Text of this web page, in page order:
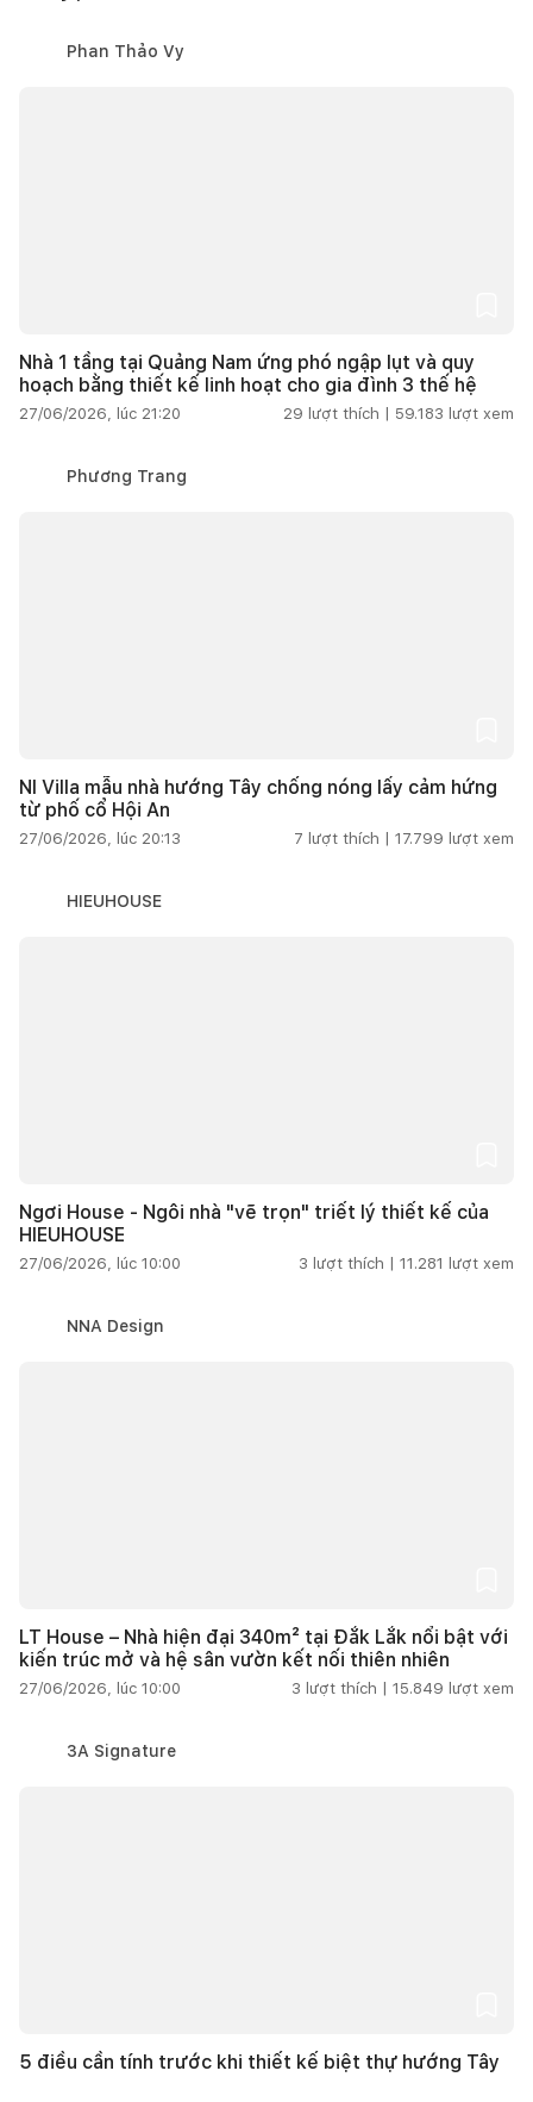
Phan Thảo Vy
Nhà 1 tầng tại Quảng Nam ứng phó ngập lụt và quy
hoạch bằng thiết kế linh hoạt cho gia đình 3 thế hệ
27/06/2026, lúc 21:20 29 lượt thích | 59.183 lượt xem
Phương Trang
NI Villa mẫu nhà hướng Tây chống nóng lấy cảm hứng
từ phố cổ Hội An
27/06/2026, lúc 20:13 7 lượt thích | 17.799 lượt xem
HIEUHOUSE
Ngơi House - Ngôi nhà "vẽ trọn" triết lý thiết kế của
HIEUHOUSE
27/06/2026, lúc 10:00 3 lượt thích | 11.281 lượt xem
NNA Design
LT House – Nhà hiện đại 340m² tại Đắk Lắk nổi bật với
kiến trúc mở và hệ sân vườn kết nối thiên nhiên
27/06/2026, lúc 10:00 3 lượt thích | 15.849 lượt xem
3A Signature
5 điều cần tính trước khi thiết kế biệt thự hướng Tây